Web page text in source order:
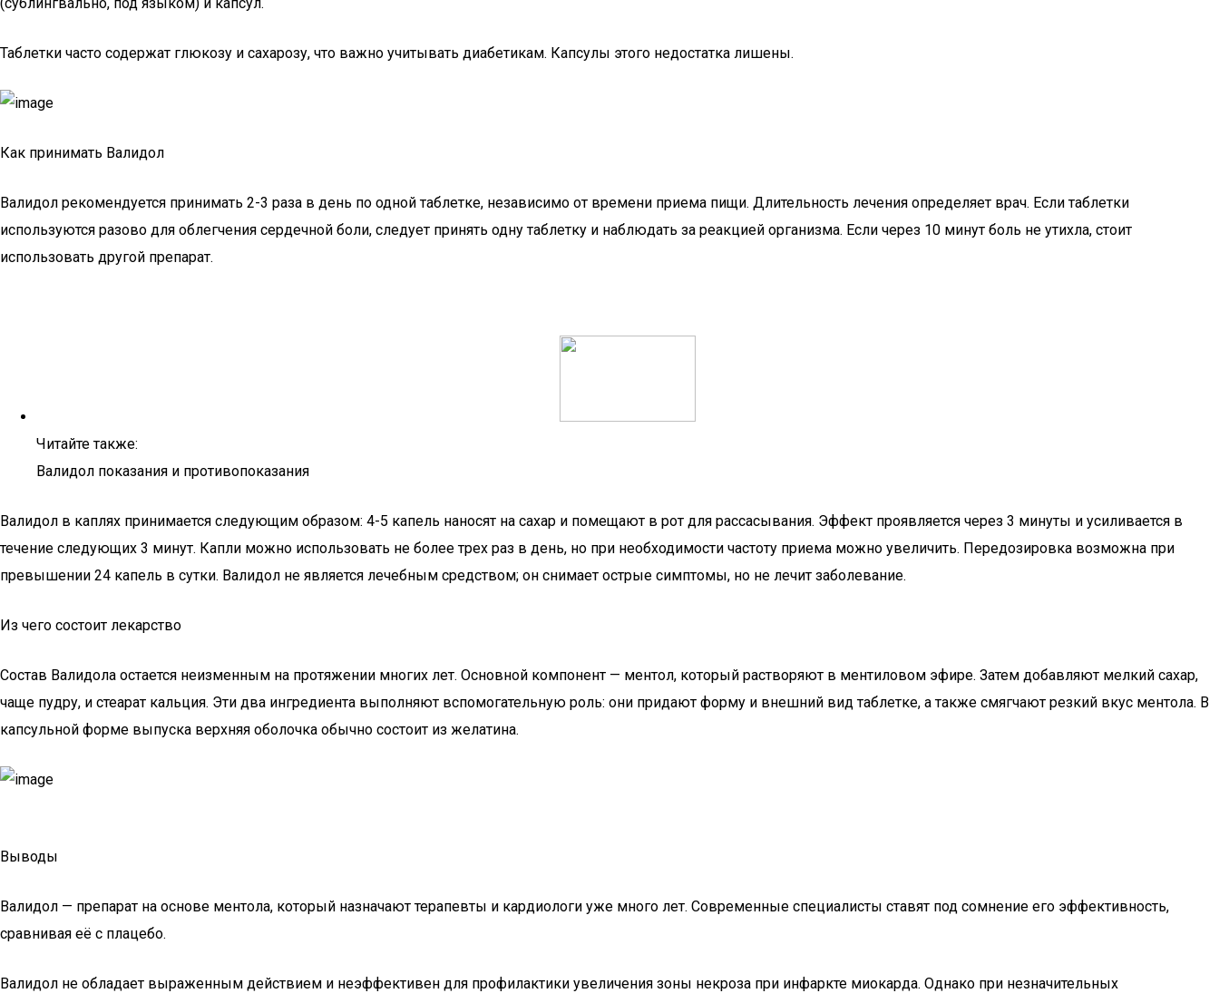
Таблетки часто содержат глюкозу и сахарозу, что важно учитывать диабетикам. Капсулы этого недостатка лишены.
Как принимать Валидол
Валидол рекомендуется принимать 2-3 раза в день по одной таблетке, независимо от времени приема пищи. Длительность лечения определяет врач. Если таблетки
используются разово для облегчения сердечной боли, следует принять одну таблетку и наблюдать за реакцией организма. Если через 10 минут боль не утихла, стоит
использовать другой препарат.
Читайте также:
Валидол показания и противопоказания
Валидол в каплях принимается следующим образом: 4-5 капель наносят на сахар и помещают в рот для рассасывания. Эффект проявляется через 3 минуты и усиливается в
течение следующих 3 минут. Капли можно использовать не более трех раз в день, но при необходимости частоту приема можно увеличить. Передозировка возможна при
превышении 24 капель в сутки. Валидол не является лечебным средством; он снимает острые симптомы, но не лечит заболевание.
Из чего состоит лекарство
Состав Валидола остается неизменным на протяжении многих лет. Основной компонент — ментол, который растворяют в ментиловом эфире. Затем добавляют мелкий сахар,
чаще пудру, и стеарат кальция. Эти два ингредиента выполняют вспомогательную роль: они придают форму и внешний вид таблетке, а также смягчают резкий вкус ментола. В
капсульной форме выпуска верхняя оболочка обычно состоит из желатина.
Выводы
Валидол — препарат на основе ментола, который назначают терапевты и кардиологи уже много лет. Современные специалисты ставят под сомнение его эффективность,
сравнивая её с плацебо.
Валидол не обладает выраженным действием и неэффективен для профилактики увеличения зоны некроза при инфаркте миокарда. Однако при незначительных